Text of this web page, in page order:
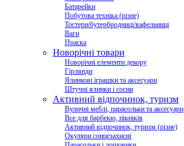
Батарейки
Побутова техніка (різне)
Тостери/бутербродниці/вафельниці
Ваги
Праска
Новорічні товари
Новорічні елементи декору
Гірлянди
Ялинкові іграшки та аксесуари
Штучні ялинки і сосни
Активний відпочинок, туризм
Вуличні меблі, парасольки та аксесуари
Все для барбекю, пікніків
Активний відпочинок, туризм (різне)
Окуляри сонцезахисні